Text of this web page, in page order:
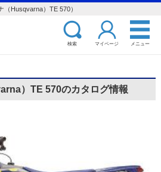
Husqvarna）TE 570）
検索 マイページ メニュー
）TE 570のカタログ情報